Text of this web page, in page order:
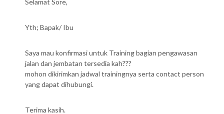
Selamat Sore,
Yth; Bapak/ Ibu
Saya mau konfirmasi untuk Training bagian pengawasan
jalan dan jembatan tersedia kah???
mohon dikirimkan jadwal trainingnya serta contact person
yang dapat dihubungi.
Terima kasih.